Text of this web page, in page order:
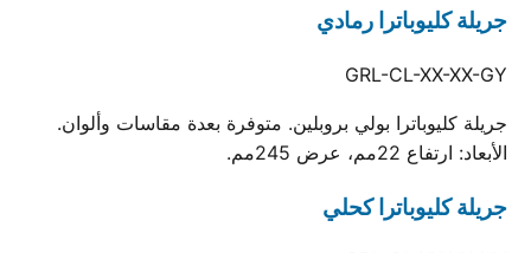
جريلة كليوباترا رمادي
GRL-CL-XX-XX-GY
جريلة كليوباترا بولي بروبلين. متوفرة بعدة مقاسات وألوان.
الأبعاد: ارتفاع 22مم، عرض 245مم.
جريلة كليوباترا كحلي